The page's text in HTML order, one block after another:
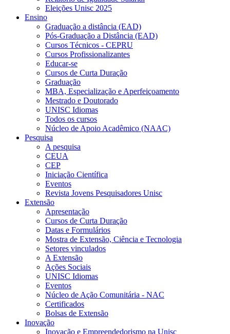
Eleições Unisc 2025
Ensino
Graduação a distância (EAD)
Pós-Graduação a Distância (EAD)
Cursos Técnicos - CEPRU
Cursos Profissionalizantes
Educar-se
Cursos de Curta Duração
Graduação
MBA, Especialização e Aperfeiçoamento
Mestrado e Doutorado
UNISC Idiomas
Todos os cursos
Núcleo de Apoio Acadêmico (NAAC)
Pesquisa
A pesquisa
CEUA
CEP
Iniciação Científica
Eventos
Revista Jovens Pesquisadores Unisc
Extensão
Apresentação
Cursos de Curta Duração
Datas e Formulários
Mostra de Extensão, Ciência e Tecnologia
Setores vinculados
A Extensão
Ações Sociais
UNISC Idiomas
Eventos
Núcleo de Ação Comunitária - NAC
Certificados
Bolsas de Extensão
Inovação
Inovação e Empreendedorismo na Unisc